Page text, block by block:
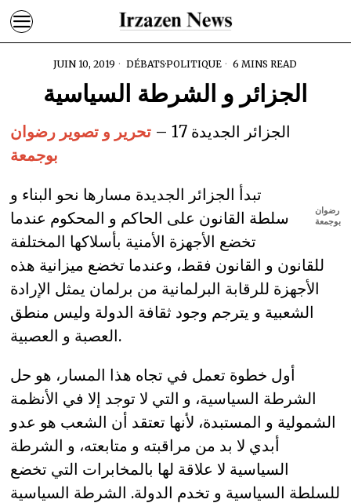
JUIN 10, 2019 DÉBATS·POLITIQUE 6 MINS READ
الجزائر و الشرطة السياسية
الجزائر الجديدة 17 –
تحرير و تصوير رضوان
بوجمعة
رضوان
بوجمعة
تبدأ الجزائر الجديدة مسارها نحو البناء و
سلطة القانون على الحاكم و المحكوم عندما
تخضع الأجهزة الأمنية بأسلاكها المختلفة
للقانون و القانون فقط، وعندما تخضع ميزانية هذه
الأجهزة للرقابة البرلمانية من برلمان يمثل الإرادة
الشعبية و يترجم وجود ثقافة الدولة وليس منطق
العصبة و العصبية.
أول خطوة تعمل في تجاه هذا المسار، هو حل
الشرطة السياسية، و التي لا توجد إلا في الأنظمة
الشمولية و المستبدة، لأنها تعتقد أن الشعب هو عدو
أبدي لا بد من مراقبته و متابعته، و الشرطة
السياسية لا علاقة لها بالمخابرات التي تخضع
للسلطة السياسية و تخدم الدولة. الشرطة السياسية